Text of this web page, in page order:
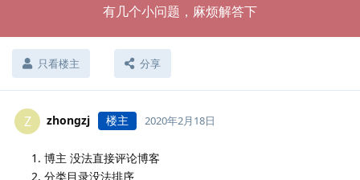
有几个小问题，麻烦解答下
只看楼主 分享
Z zhongzj 楼主 2020年2月18日
博主 没法直接评论博客
分类目录没法排序